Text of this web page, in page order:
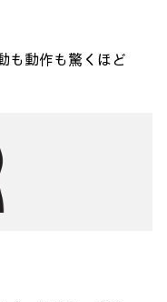
も動作も驚くほど